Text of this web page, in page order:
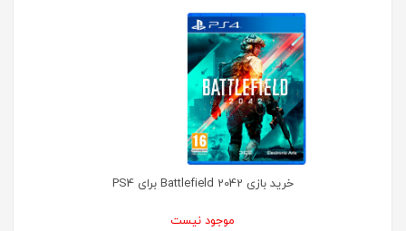
خرید بازی Battlefield 2042 برای PS4
موجود نیست